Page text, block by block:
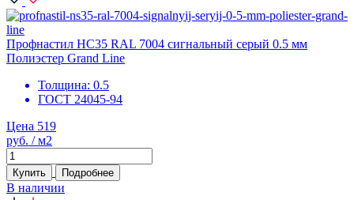
Профнастил НС35 RAL 7004 сигнальный серый 0.5 мм
Полиэстер Grand Line
Толщина: 0.5
ГОСТ 24045-94
Цена 519
руб. / м2
Купить Подробнее
В наличии